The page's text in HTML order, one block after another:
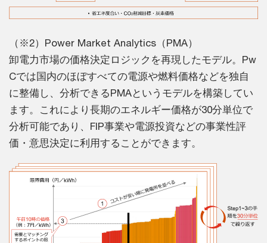
（※2）Power Market Analytics（PMA）
卸電力市場の価格決定ロジックを再現したモデル。Pw
Cでは国内のほぼすべての電源や燃料価格などを独自
に整備し、分析できるPMAというモデルを構築してい
ます。これにより長期のエネルギー価格が30分単位で
分析可能であり、FIP事業や電源投資などの事業性評
価・意思決定に利用することができます。